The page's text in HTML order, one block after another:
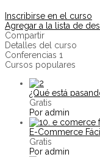
Inscribirse en el curso
Agregar a la lista de
Compartir
Detalles del curso
Conferencias 1
Cursos populares
¿Qué está
Gratis
Por admin
E-Commerce
Gratis
Por admin